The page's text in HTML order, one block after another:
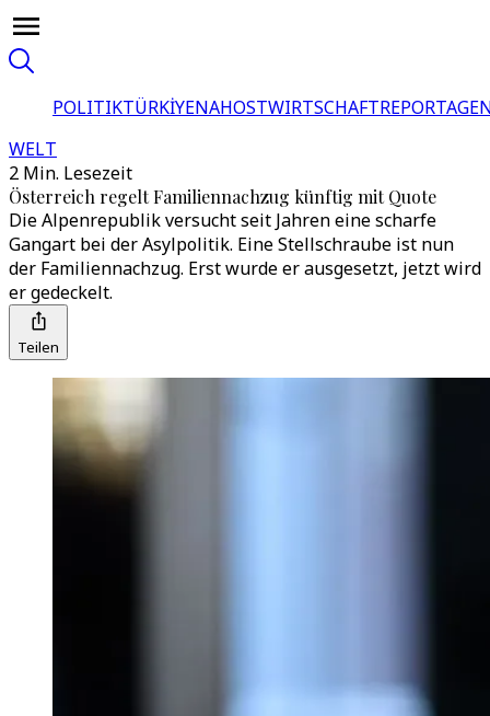
POLITIKTÜRKİYENAHOSTWIRTSCHAFT
WELT
2 Min. Lesezeit
Österreich regelt Familiennachzug künftig mit Quote
Die Alpenrepublik versucht seit Jahren eine scharfe
Gangart bei der Asylpolitik. Eine Stellschraube ist nun
der Familiennachzug. Erst wurde er ausgesetzt, jetzt wird
er gedeckelt.
Teilen